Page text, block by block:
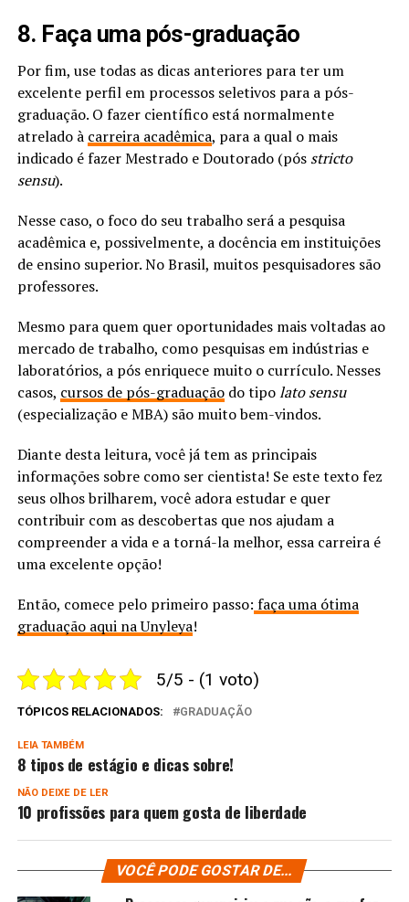
8. Faça uma pós-graduação
Por fim, use todas as dicas anteriores para ter um
excelente perfil em processos seletivos para a pós-
graduação. O fazer científico está normalmente
atrelado à carreira acadêmica, para a qual o mais
indicado é fazer Mestrado e Doutorado (pós stricto
sensu).
Nesse caso, o foco do seu trabalho será a pesquisa
acadêmica e, possivelmente, a docência em instituições
de ensino superior. No Brasil, muitos pesquisadores são
professores.
Mesmo para quem quer oportunidades mais voltadas ao
mercado de trabalho, como pesquisas em indústrias e
laboratórios, a pós enriquece muito o currículo. Nesses
casos, cursos de pós-graduaçãodo tipolato sensu
(especialização e MBA) são muito bem-vindos.
Diante desta leitura, você já tem as principais
informações sobre como ser cientista! Se este texto fez
seus olhos brilharem, você adora estudar e quer
contribuir com as descobertas que nos ajudam a
compreender a vida e a torná-la melhor, essa carreira é
uma excelente opção!
Então, comece pelo primeiro passo: faça uma ótima
graduação aqui na Unyleya!
5/5 - (1 voto)
TÓPICOS RELACIONADOS: GRADUAÇÃO
LEIA TAMBÉM
8 tipos de estágio e dicas sobre!
NÃO DEIXE DE LER
10 profissões para quem gosta de liberdade
VOCÊ PODE GOSTAR DE...